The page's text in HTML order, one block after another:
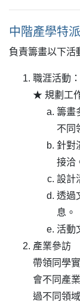
中階產學特
負責籌畫以下活
職涯活動
★ 規劃工
籌畫
不同
針對
接洽
設計
透過
息。
活動
產業參訪
帶領同學
會不同產
過不同領